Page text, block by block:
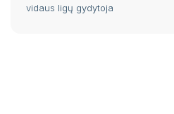
vidaus ligų gydytoja